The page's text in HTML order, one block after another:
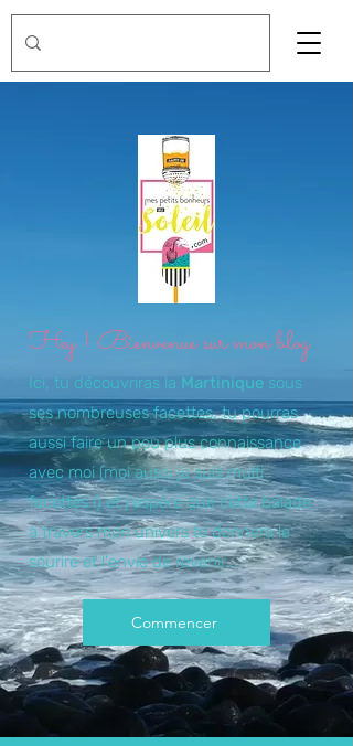
Hey ! Bienvenue sur mon blog
Ici, tu découvriras la Martinique sous
ses nombreuses facettes, tu pourras
aussi faire un peu plus connaissance
avec moi (moi aussi je suis multi
facettes !) et j'espère que cette balade
à travers mon univers te donnera le
sourire et l'envie de revenir...
Commencer